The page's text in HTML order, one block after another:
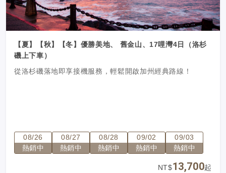
【夏】【秋】【冬】優勝美地、 舊金山、17哩灣4日（洛杉
磯上下車）
從洛杉磯落地即享接機服務，輕鬆開啟加州經典路線！
08/26
熱銷中
08/27
熱銷中
08/28
熱銷中
09/02
熱銷中
09/03
熱銷中
NT$13,700起